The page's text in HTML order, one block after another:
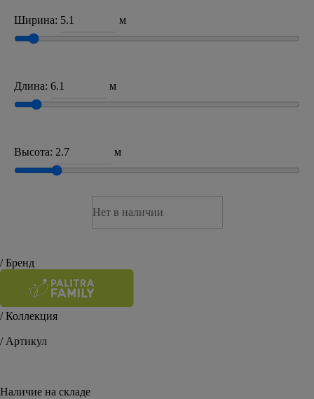
Ширина: м
Длина: м
Высота: м
Нет в наличии
/ Бренд
/ Коллекция
/ Артикул
Наличие на складе